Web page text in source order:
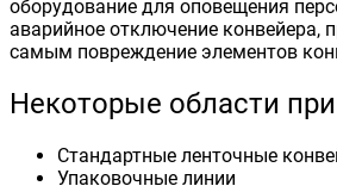
оборудование для оповещения
аварийное отключение конвейера,
самым повреждение элементов
Некоторые области
Стандартные ленточные
Упаковочные линии